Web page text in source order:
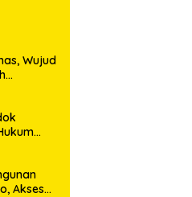
Wujud
Akses